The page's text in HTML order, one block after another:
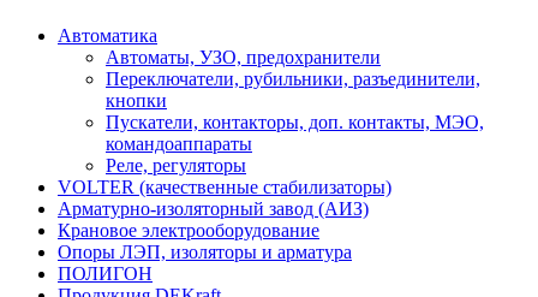
Автоматика
Автоматы, УЗО, предохранители
Переключатели, рубильники, разъединители,
кнопки
Пускатели, контакторы, доп. контакты, МЭО,
командоаппараты
Реле, регуляторы
VOLTER (качественные стабилизаторы)
Арматурно-изоляторный завод (АИЗ)
Крановое электрооборудование
Опоры ЛЭП, изоляторы и арматура
ПОЛИГОН